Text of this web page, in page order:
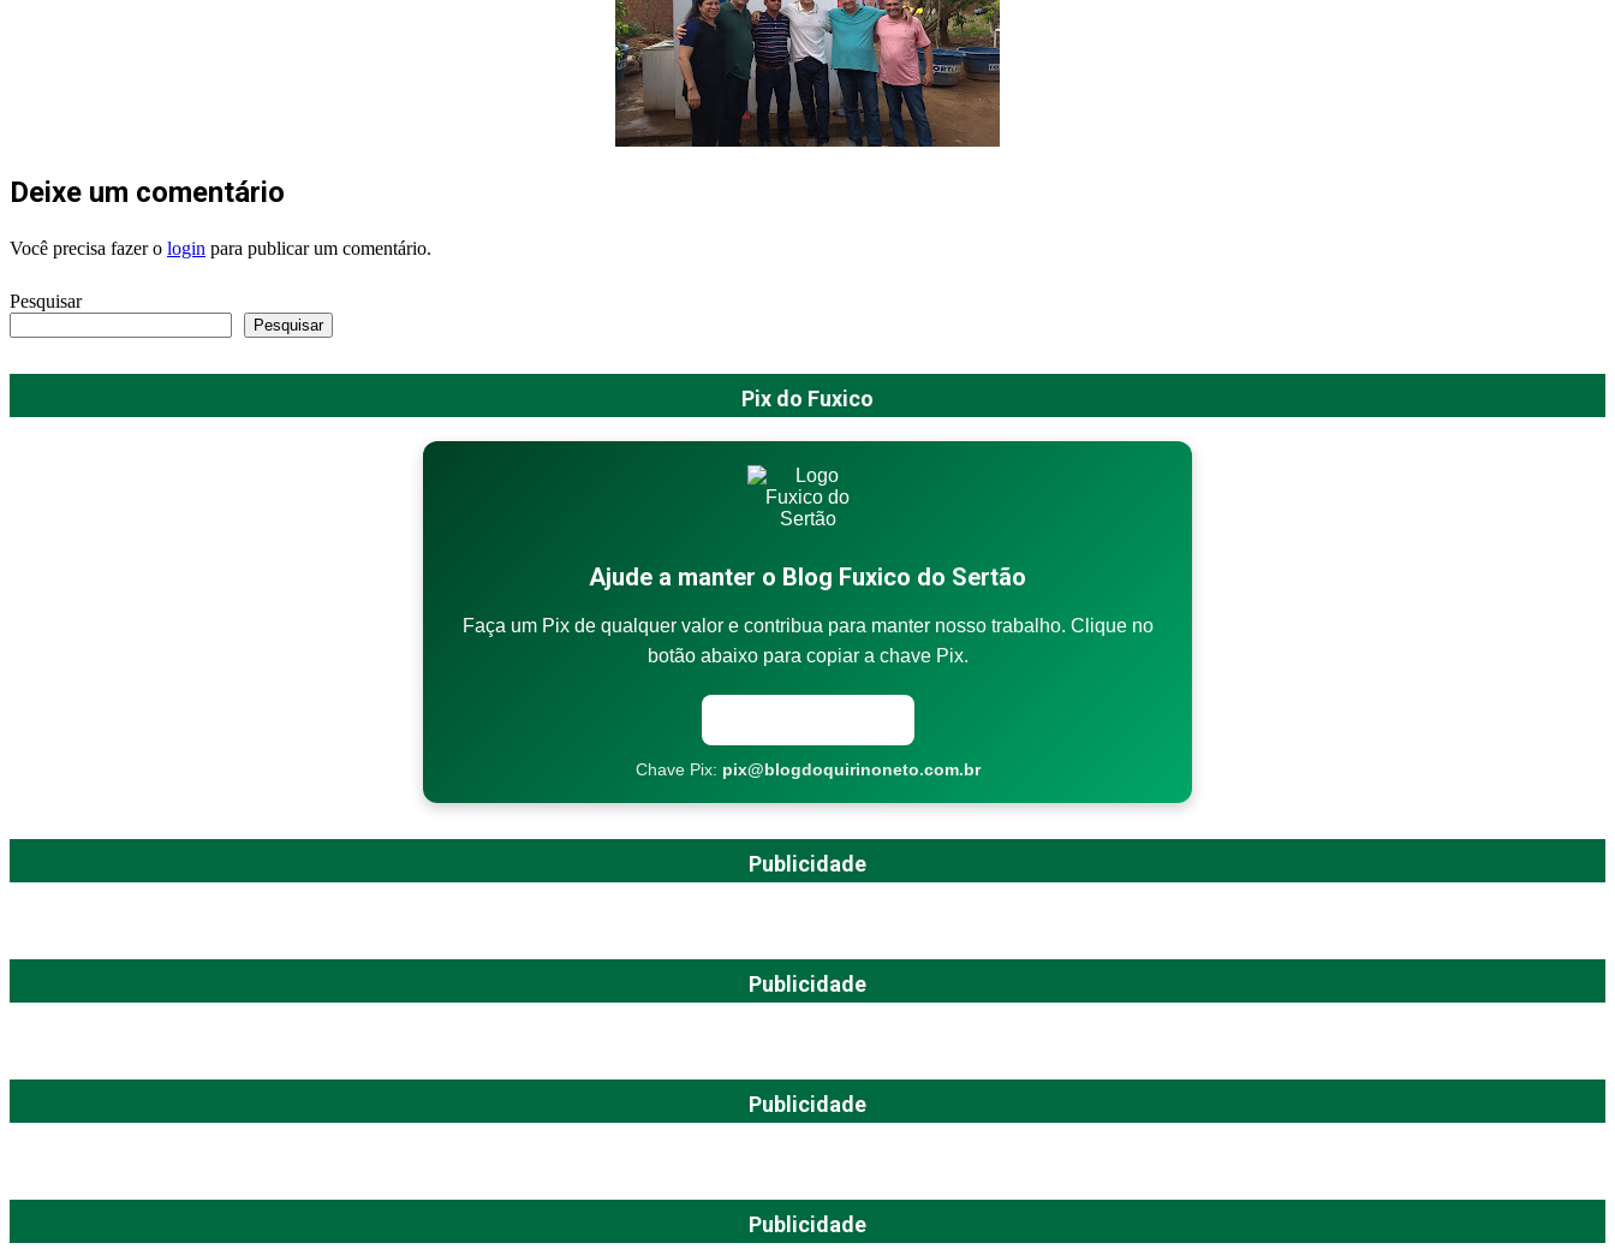
Deixe um comentário
Você precisa fazer o login para publicar um comentário.
Pesquisar
Pesquisar
Pix do Fuxico
Ajude a manter o Blog Fuxico do Sertão
Faça um Pix de qualquer valor e contribua para manter nosso trabalho. Clique no
botão abaixo para copiar a chave Pix.
Chave Pix: pix@blogdoquirinoneto.com.br
Publicidade
Publicidade
Publicidade
Publicidade